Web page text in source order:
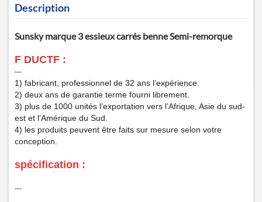
Description
Sunsky marque 3 essieux carrés benne Semi-remorque
F DUCTF :
‑‑‑
1) fabricant, professionnel de 32 ans l’expérience.
2) deux ans de garantie terme fourni librement.
3) plus de 1000 unités l’exportation vers l’Afrique, Asie du sud-
est et l’Amérique du Sud.
4) les produits peuvent être faits sur mesure selon votre
conception.
spécification :
‑‑‑